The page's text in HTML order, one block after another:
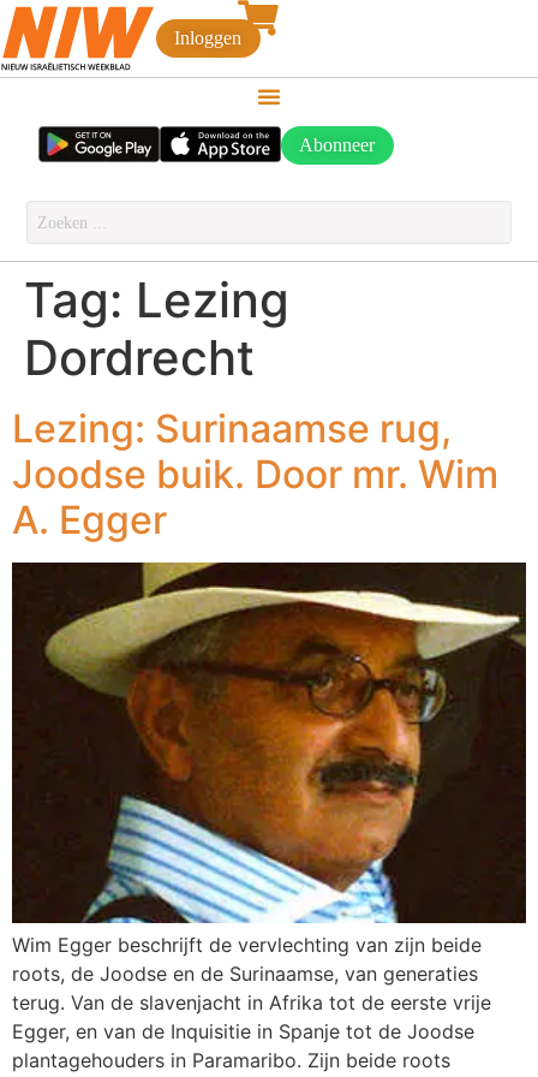
Inloggen
Abonneer
Tag: Lezing
Dordrecht
Lezing: Surinaamse rug,
Joodse buik. Door mr. Wim
A. Egger
Wim Egger beschrijft de vervlechting van zijn beide
roots, de Joodse en de Surinaamse, van generaties
terug. Van de slavenjacht in Afrika tot de eerste vrije
Egger, en van de Inquisitie in Spanje tot de Joodse
plantagehouders in Paramaribo. Zijn beide roots